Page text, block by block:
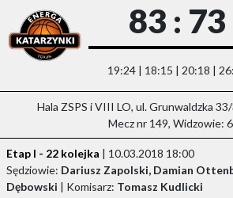
83 : 73
19:24 | 18:15 | 20:18 |
Hala ZSPS i VIII LO, ul. Grunwaldzka
Mecz nr 149, Widzowie:
Etap I - 22 kolejka | 10.03.2018 18:00
Sędziowie: Dariusz Zapolski, Damian
Dębowski | Komisarz: Tomasz Kudlicki